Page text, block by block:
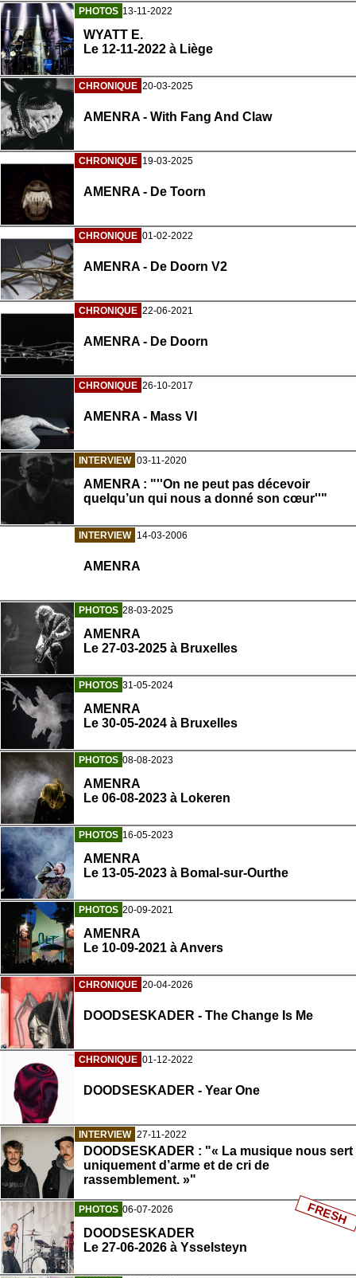
PHOTOS 13-11-2022
WYATT E.
Le 12-11-2022 à Liège
CHRONIQUE 20-03-2025
AMENRA - With Fang And Claw
CHRONIQUE 19-03-2025
AMENRA - De Toorn
CHRONIQUE 01-02-2022
AMENRA - De Doorn V2
CHRONIQUE 22-06-2021
AMENRA - De Doorn
CHRONIQUE 26-10-2017
AMENRA - Mass VI
INTERVIEW 03-11-2020
AMENRA : "''On ne peut pas décevoir
quelqu’un qui nous a donné son cœur''"
INTERVIEW 14-03-2006
AMENRA
PHOTOS 28-03-2025
AMENRA
Le 27-03-2025 à Bruxelles
PHOTOS 31-05-2024
AMENRA
Le 30-05-2024 à Bruxelles
PHOTOS 08-08-2023
AMENRA
Le 06-08-2023 à Lokeren
PHOTOS 16-05-2023
AMENRA
Le 13-05-2023 à Bomal-sur-Ourthe
PHOTOS 20-09-2021
AMENRA
Le 10-09-2021 à Anvers
CHRONIQUE 20-04-2026
DOODSESKADER - The Change Is Me
CHRONIQUE 01-12-2022
DOODSESKADER - Year One
INTERVIEW 27-11-2022
DOODSESKADER : "« La musique nous sert
uniquement d’arme et de cri de
rassemblement. »"
PHOTOS 06-07-2026
DOODSESKADER
Le 27-06-2026 à Ysselsteyn
FRESH